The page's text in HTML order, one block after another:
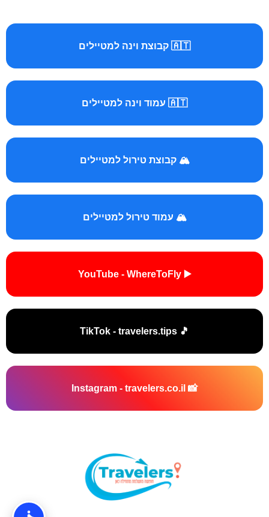
🇦🇹 קבוצת וינה למטיילים
🇦🇹 עמוד וינה למטיילים
🏔️ קבוצת טירול למטיילים
🏔️ עמוד טירול למטיילים
▶️ YouTube - WhereToFly
🎵 TikTok - travelers.tips
📸 Instagram - travelers.co.il